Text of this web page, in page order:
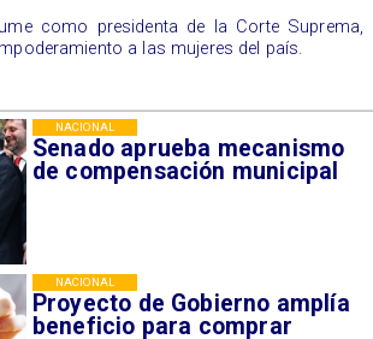
Senado aprueba mecanismo
de compensación municipal
NACIONAL
Proyecto de Gobierno amplía
beneficio para comprar
NACIONAL
como presidenta de la Corte Suprema,
a las mujeres del país.